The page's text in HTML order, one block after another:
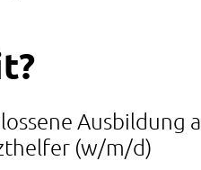
Ausbildung
(w/m/d)